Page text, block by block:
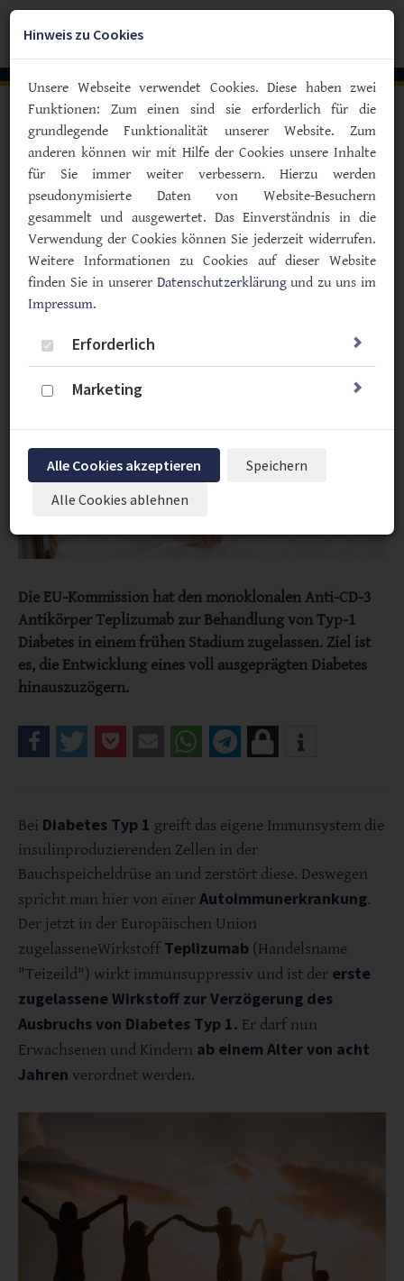
Zum
Hauptinhalt
Vorlesen
Immunmodulator Teplizumab
Erstes Medikament zur
Verzögerung von Diabetes Typ 1
zugelassen
06.02.2026
Typ 1
Die EU-Kommission hat den monoklonalen Anti-CD-3
Antikörper Teplizumab zur Behandlung von Typ-1
Diabetes in einem frühen Stadium zugelassen. Ziel ist
es, die Entwicklung eines voll ausgeprägten Diabetes
hinauszuzögern.
Bei Diabetes Typ 1 greift das eigene Immunsystem die
insulinproduzierenden Zellen in der
Bauchspeicheldrüse an und zerstört diese. Deswegen
spricht man hier von einerAutoimmunerkrankung.
Der jetzt in der Europäischen Union
zugelasseneWirkstoffTeplizumab (Handelsname
"Teizeild") wirkt immunsuppressiv und ist der erste
zugelassene Wirkstoff zur Verzögerung des
Ausbruchs von Diabetes Typ 1. Er darf nun
Erwachsenen und Kindern ab einem Alter von acht
Jahren verordnet werden.
Hinweis zu Cookies
Unsere Webseite verwendet Cookies. Diese haben zwei
Funktionen: Zum einen sind sie erforderlich für die
grundlegende Funktionalität unserer Website. Zum
anderen können wir mit Hilfe der Cookies unsere Inhalte
für Sie immer weiter verbessern. Hierzu werden
pseudonymisierte Daten von Website-Besuchern
gesammelt und ausgewertet. Das Einverständnis in die
Verwendung der Cookies können Sie jederzeit widerrufen.
Weitere Informationen zu Cookies auf dieser Website
finden Sie in unserer Datenschutzerklärungund zu uns im
Impressum.
Erforderlich
Marketing
Alle Cookies akzeptieren
Speichern
Alle Cookies ablehnen